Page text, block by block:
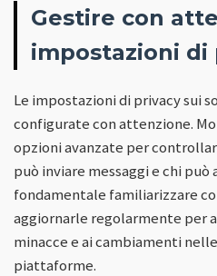
Gestire con
impostazioni di
Le impostazioni di privacy sui
configurate con attenzione.
opzioni avanzate per
può inviare messaggi e chi
fondamentale familiarizzare
aggiornarle regolarmente per
minacce e ai cambiamenti
piattaforme.